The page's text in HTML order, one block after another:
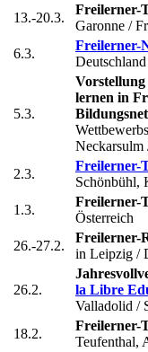
13.-20.3.
Freilerner-
Garonne /
6.3.
Freilerner-
Deutschland
5.3.
Vorstellung
lernen in
Neckarsulm
2.3.
Freilerner-
Schönbühl,
1.3.
Freilerner-
Österreich
26.-27.2.
Freilerner-
in Leipzig /
26.2.
la Libre
Valladolid /
18.2.
Freilerner-
Teufenthal,